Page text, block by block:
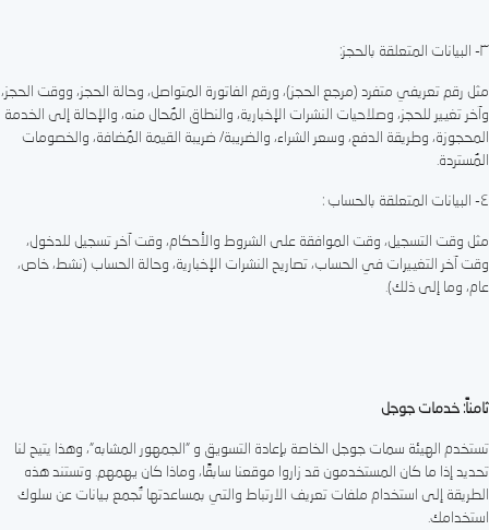
٣- البيانات المتعلقة بالحجز:
مثل رقم تعريفي متفرد (مرجع الحجز)، ورقم الفاتورة المتواصل، وحالة الحجز، ووقت الحجز،
وآخر تغيير للحجز، وصلاحيات النشرات الإخبارية، والنطاق المُحال منه، والإحالة إلى الخدمة
المحجوزة، وطريقة الدفع، وسعر الشراء، والضريبة/ ضريبة القيمة المُضافة، والخصومات
المُستردة.
٤- البيانات المتعلقة بالحساب :
مثل وقت التسجيل، وقت الموافقة على الشروط والأحكام، وقت آخر تسجيل للدخول،
وقت آخر التغييرات في الحساب، تصاريح النشرات الإخبارية، وحالة الحساب (نشط، خاص،
عام، وما إلى ذلك).
ثامناً: خدمات جوجل
تستخدم الهيئة سمات جوجل الخاصة بإعادة التسويق و ”الجمهور المشابه”، وهذا يتيح لنا
تحديد إذا ما كان المستخدمون قد زاروا موقعنا سابقًا، وماذا كان يهمهم. وتستند هذه
الطريقة إلى استخدام ملفات تعريف الارتباط والتي بمساعدتها تُجمع بيانات عن سلوك
استخدامك.